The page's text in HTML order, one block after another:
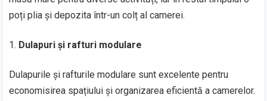
poți plia și depozita într-un colț al camerei.
Dulapuri și rafturi modulare
Dulapurile și rafturile modulare sunt excelente pentru
economisirea spațiului și organizarea eficientă a camerelor.